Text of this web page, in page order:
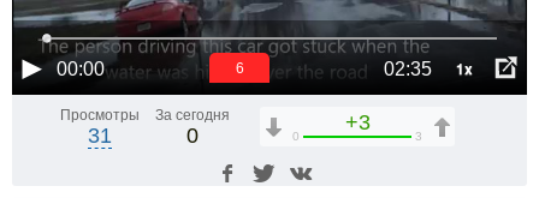
00:00 02:35 1x
6
Просмотры
31
За сегодня
0
+3
0 3